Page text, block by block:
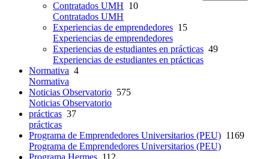
Contratados UMH 10
Contratados UMH
Experiencias de emprendedores 15
Experiencias de emprendedores
Experiencias de estudiantes en prácticas 49
Experiencias de estudiantes en prácticas
Normativa 4
Normativa
Noticias Observatorio 575
Noticias Observatorio
prácticas 37
prácticas
Programa de Emprendedores Universitarios (PEU) 1169
Programa de Emprendedores Universitarios (PEU)
Programa Hermes 112